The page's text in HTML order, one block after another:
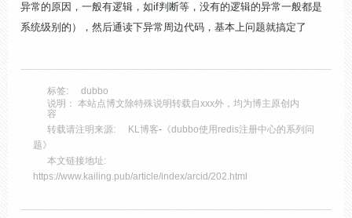
异常的原因，一般有逻辑，如if判断等，没有的逻辑的异常一般都是
系统级别的），然后通读下异常周边代码，基本上问题就搞定了
标签:
dubbo
说明： 本站点博文除特殊说明转载自xxx外，均为博主原创内
容
转载请注明来源:
KL博客- 《dubbo使用redis注册中心的系列问
题》
本文链接地址:
https://www.kailing.pub/article/index/arcid/202.html